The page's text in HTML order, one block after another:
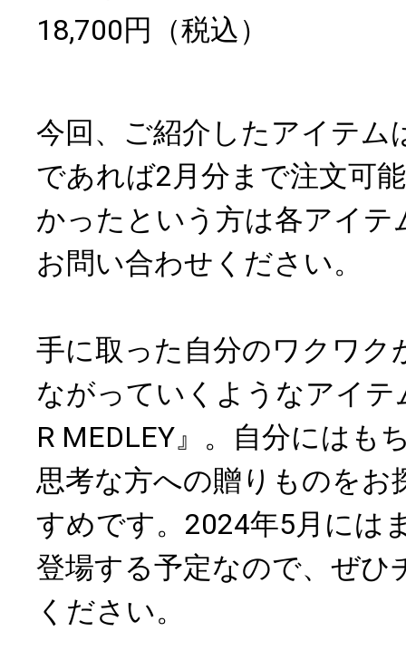
18,700円（税込）
今回、ご紹介したアイテム
であれば2月分まで注文可
かったという方は各アイテ
お問い合わせください。
手に取った自分のワクワク
ながっていくようなアイテ
R MEDLEY』。自分にはも
思考な方への贈りものをお
すめです。2024年5月には
登場する予定なので、ぜひ
ください。